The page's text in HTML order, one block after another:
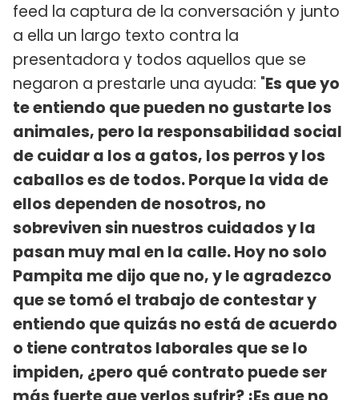
feed la captura de la conversación y junto
a ella un largo texto contra la
presentadora y todos aquellos que se
negaron a prestarle una ayuda: "Es que yo
te entiendo que pueden no gustarte los
animales, pero la responsabilidad social
de cuidar a los a gatos, los perros y los
caballos es de todos. Porque la vida de
ellos dependen de nosotros, no
sobreviven sin nuestros cuidados y la
pasan muy mal en la calle. Hoy no solo
Pampita me dijo que no, y le agradezco
que se tomó el trabajo de contestar y
entiendo que quizás no está de acuerdo
o tiene contratos laborales que se lo
impiden, ¿pero qué contrato puede ser